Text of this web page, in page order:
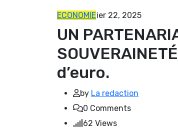
ECONOMIEjanvier 22, 2025
UN
d’euro.
by La redaction
0 Comments
62 Views